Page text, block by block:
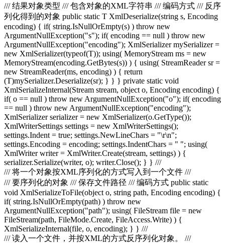
///结果对象类型 ///包含对象的XML字符串 ///编码方式 /// 反序
列化得到的对象 public static T XmlDeserialize(string s, Encoding
encoding) { if( string.IsNullOrEmpty(s) ) throw new
ArgumentNullException("s"); if( encoding == null ) throw new
ArgumentNullException("encoding"); XmlSerializer mySerializer =
new XmlSerializer(typeof(T)); using( MemoryStream ms = new
MemoryStream(encoding.GetBytes(s)) ) { using( StreamReader sr =
new StreamReader(ms, encoding) ) { return
(T)mySerializer.Deserialize(sr); } } } private static void
XmlSerializeInternal(Stream stream, object o, Encoding encoding) {
if( o == null ) throw new ArgumentNullException("o"); if( encoding
== null ) throw new ArgumentNullException("encoding");
XmlSerializer serializer = new XmlSerializer(o.GetType());
XmlWriterSettings settings = new XmlWriterSettings();
settings.Indent = true; settings.NewLineChars = "\r\n";
settings.Encoding = encoding; settings.IndentChars = " "; using(
XmlWriter writer = XmlWriter.Create(stream, settings) ) {
serializer.Serialize(writer, o); writer.Close(); } } ///
/// 将一个对象按XML序列化的方式写入到一个文件 ///
///要序列化的对象 ///保存文件路径 ///编码方式 public static
void XmlSerializeToFile(object o, string path, Encoding encoding) {
if( string.IsNullOrEmpty(path) ) throw new
ArgumentNullException("path"); using( FileStream file = new
FileStream(path, FileMode.Create, FileAccess.Write) ) {
XmlSerializeInternal(file, o, encoding); } } ///
/// 读入一个文件，并按XML的方式反序列化对象。 ///